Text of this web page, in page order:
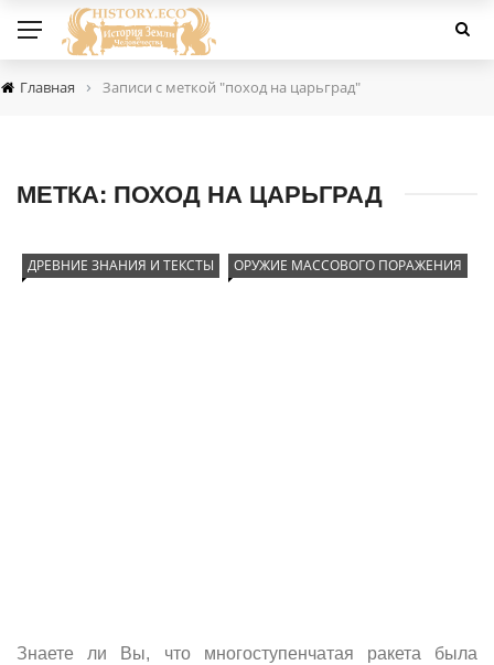
Главная › Записи с меткой "поход на царьград"
МЕТКА: ПОХОД НА ЦАРЬГРАД
ДРЕВНИЕ ЗНАНИЯ И ТЕКСТЫ ОРУЖИЕ МАССОВОГО ПОРАЖЕНИЯ
Знаете ли Вы, что многоступенчатая ракета была